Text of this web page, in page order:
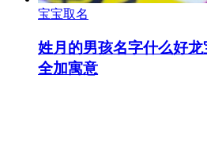
宝宝取名
姓月的男孩名字什么好
全加寓意